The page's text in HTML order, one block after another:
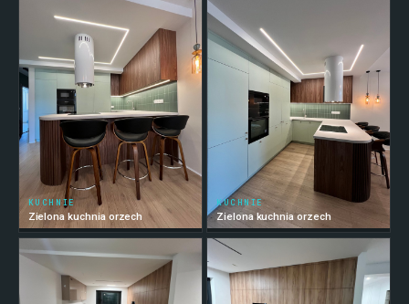
KUCHNIE
Zielona kuchnia orzech
KUCHNIE
Zielona kuchnia orzech